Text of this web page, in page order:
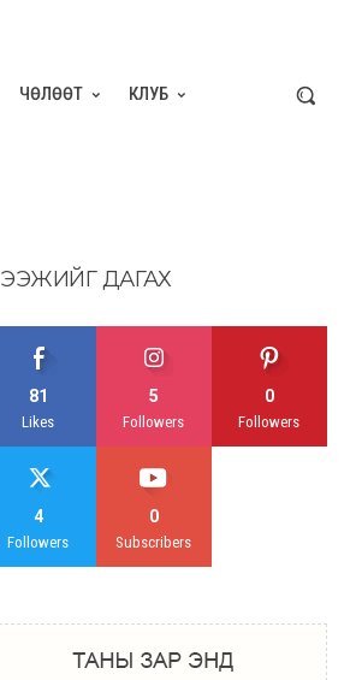
ЧӨЛӨӨТ КЛУБ
ЭЭЖИЙГ ДАГАХ
81
Likes
5
Followers
0
Followers
4
Followers
0
Subscribers